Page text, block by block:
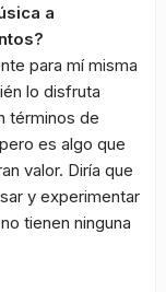
a
para mí misma
lo disfruta
términos de
es algo que
valor. Diría que
y experimentar
tienen ninguna